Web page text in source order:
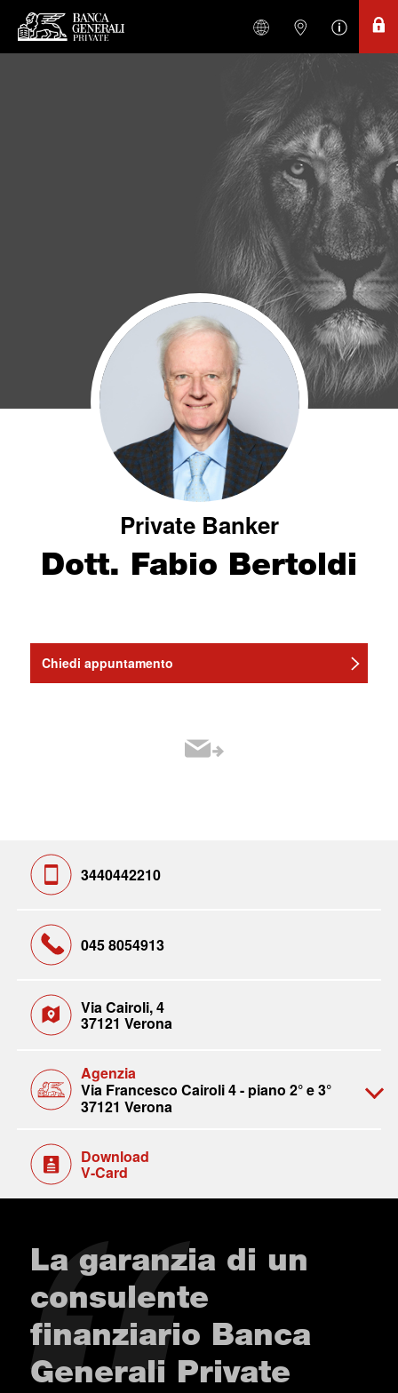
Private Banker
Dott. Fabio Bertoldi
Chiedi appuntamento
3440442210
045 8054913
Via Cairoli, 4
37121 Verona
Agenzia
Via Francesco Cairoli 4 - piano 2° e 3°
37121 Verona
Download
V-Card
La garanzia di un
consulente
finanziario Banca
Generali Private